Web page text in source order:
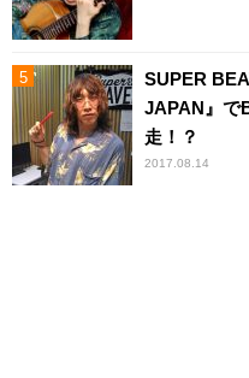
SUPER
JAPAN』で
走！？
2017.08.14